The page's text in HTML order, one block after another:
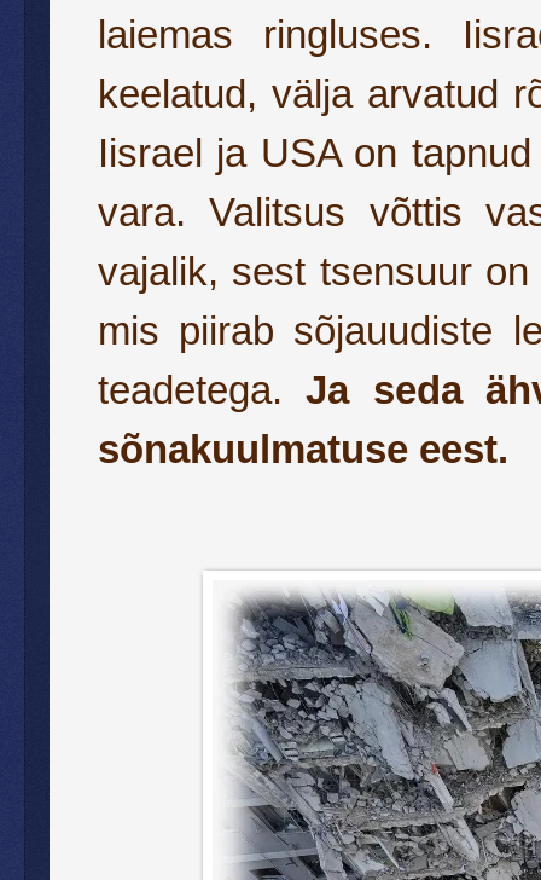
laiemas ringluses.
keelatud, välja arvatud
Iisrael ja USA on
vara. Valitsus võttis
vajalik, sest tsensuur
mis piirab sõjauudiste
teadetega.Ja seda
sõnakuulmatuse eest.